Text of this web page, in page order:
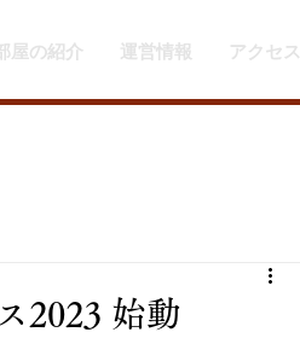
屋の紹介 運営情報 アクセス
2023 始動